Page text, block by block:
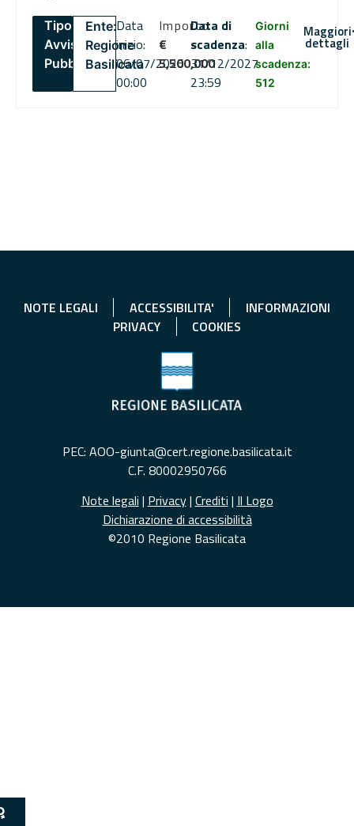
Tipo:
Avviso
Pubblico
Ente:
Regione
Basilicata
Data
inizio:
06/07/2026
00:00
Importo
€
5,500,000
Data di
scadenza:
31/12/2027
23:59
Giorni
alla
scadenza:
512
Maggiori
dettagli
NOTE LEGALI ACCESSIBILITA'
INFORMAZIONI
PRIVACY
COOKIES
PEC: AOO-giunta@cert.regione.basilicata.it
C.F. 80002950766
Note legali | Privacy| Crediti | Il Logo
Dichiarazione di accessibilità
©2010 Regione Basilicata